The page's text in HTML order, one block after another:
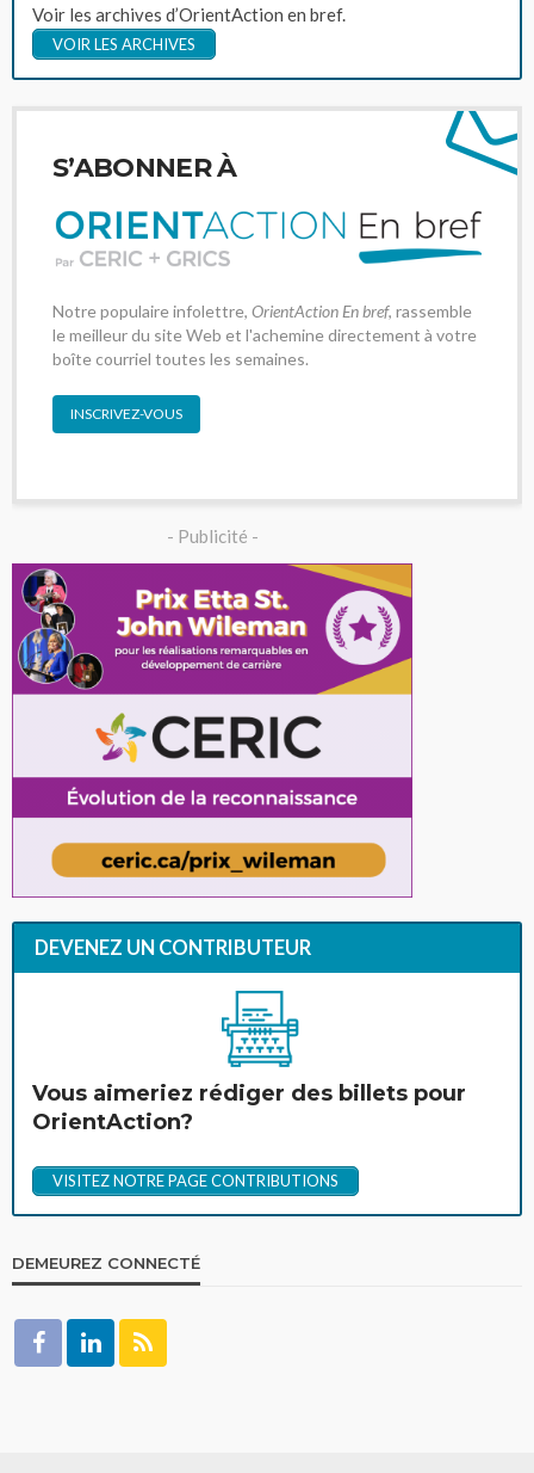
Voir les archives d’OrientAction en bref.
VOIR LES ARCHIVES
S’ABONNER À
Notre populaire infolettre, OrientAction En bref, rassemble
le meilleur du site Web et l'achemine directement à votre
boîte courriel toutes les semaines.
INSCRIVEZ-VOUS
- Publicité -
DEVENEZ UN CONTRIBUTEUR
Vous aimeriez rédiger des billets pour
OrientAction?
VISITEZ NOTRE PAGE CONTRIBUTIONS
DEMEUREZ CONNECTÉ